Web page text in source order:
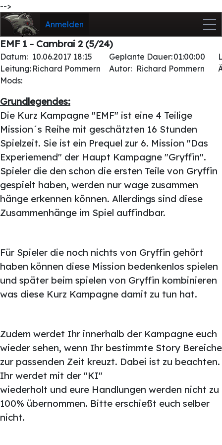
-->
Anmelden
EMF 1 - Cambrai 2 (5/24)
Datum: 10.06.2017 18:15 Geplante Dauer:01:00:00
Leitung: Richard Pommern Autor: Richard Pommern
Mods:
Grundlegendes:
Die Kurz Kampagne "EMF" ist eine 4 Teilige
Mission´s Reihe mit geschätzten 16 Stunden
Spielzeit. Sie ist ein Prequel zur 6. Mission "Das
Experiemend" der Haupt Kampagne "Gryffin".
Spieler die den schon die ersten Teile von Gryffin
gespielt haben, werden nur wage zusammen
hänge erkennen können. Allerdings sind diese
Zusammenhänge im Spiel auffindbar.
Für Spieler die noch nichts von Gryffin gehört
haben können diese Mission bedenkenlos spielen
und später beim spielen von Gryffin kombinieren
was diese Kurz Kampagne damit zu tun hat.
Zudem werdet Ihr innerhalb der Kampagne euch
wieder sehen, wenn Ihr bestimmte Story Bereiche
zur passenden Zeit kreuzt. Dabei ist zu beachten.
Ihr werdet mit der "KI"
wiederholt und eure Handlungen werden nicht zu
100% übernommen. Bitte erschießt euch selber
nicht.